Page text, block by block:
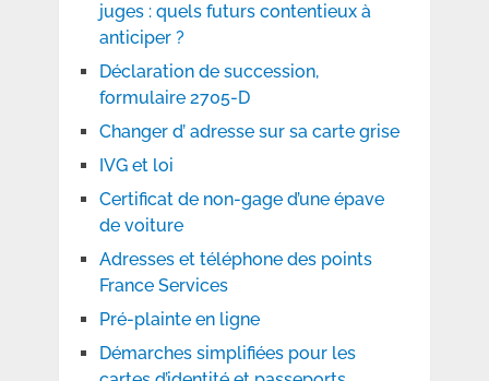
juges : quels futurs contentieux à
anticiper ?
Déclaration de succession,
formulaire 2705-D
Changer d’ adresse sur sa carte grise
IVG et loi
Certificat de non-gage d’une épave
de voiture
Adresses et téléphone des points
France Services
Pré-plainte en ligne
Démarches simplifiées pour les